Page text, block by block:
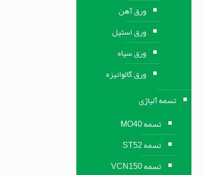
ورق آهن
ورق استیل
ورق سیاه
ورق گالوانیزه
تسمه آلیاژی
تسمه MO40
تسمه ST52
تسمه VCN150